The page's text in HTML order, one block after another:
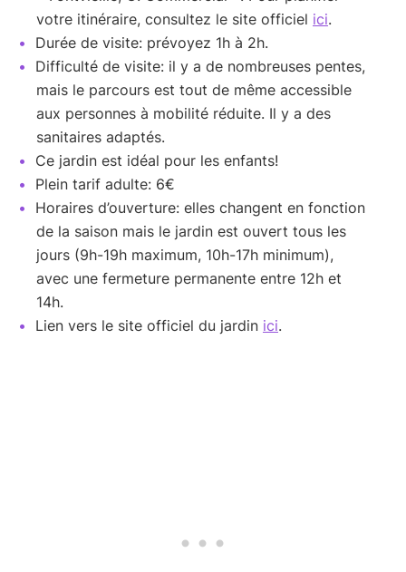
votre itinéraire, consultez le site officiel ici.
Durée de visite: prévoyez 1h à 2h.
Difficulté de visite: il y a de nombreuses pentes,
mais le parcours est tout de même accessible
aux personnes à mobilité réduite. Il y a des
sanitaires adaptés.
Ce jardin est idéal pour les enfants!
Plein tarif adulte: 6€
Horaires d’ouverture: elles changent en fonction
de la saison mais le jardin est ouvert tous les
jours (9h-19h maximum, 10h-17h minimum),
avec une fermeture permanente entre 12h et
14h.
Lien vers le site officiel du jardin ici.